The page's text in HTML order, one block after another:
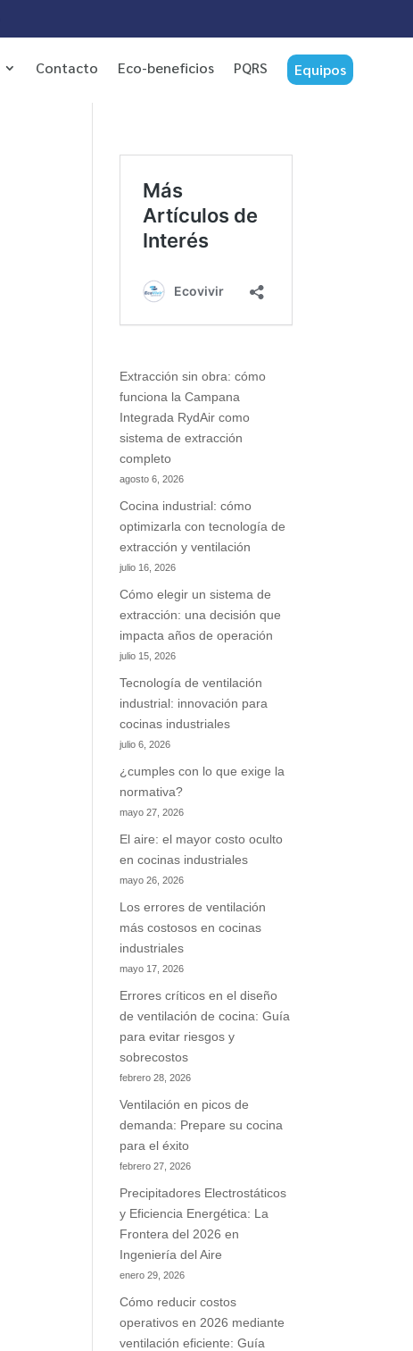
Contacto Eco-beneficios PQRS Equipos
Extracción sin obra: cómo
funciona la Campana
Integrada RydAir como
sistema de extracción
completo
agosto 6, 2026
Cocina industrial: cómo
optimizarla con tecnología de
extracción y ventilación
julio 16, 2026
Cómo elegir un sistema de
extracción: una decisión que
impacta años de operación
julio 15, 2026
Tecnología de ventilación
industrial: innovación para
cocinas industriales
julio 6, 2026
¿cumples con lo que exige la
normativa?
mayo 27, 2026
El aire: el mayor costo oculto
en cocinas industriales
mayo 26, 2026
Los errores de ventilación
más costosos en cocinas
industriales
mayo 17, 2026
Errores críticos en el diseño
de ventilación de cocina: Guía
para evitar riesgos y
sobrecostos
febrero 28, 2026
Ventilación en picos de
demanda: Prepare su cocina
para el éxito
febrero 27, 2026
Precipitadores Electrostáticos
y Eficiencia Energética: La
Frontera del 2026 en
Ingeniería del Aire
enero 29, 2026
Cómo reducir costos
operativos en 2026 mediante
ventilación eficiente: Guía